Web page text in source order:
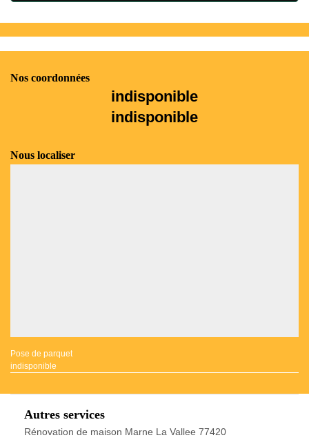
Nos coordonnées
indisponible
indisponible
Nous localiser
Pose de parquet
indisponible
Autres services
Rénovation de maison Marne La Vallee 77420